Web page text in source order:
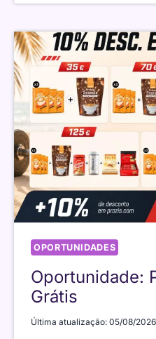
ATÉ
E
EM
MAIO
OPORTUNIDADES
Oportunidade:
Grátis
Última atualização: 05/08/2026